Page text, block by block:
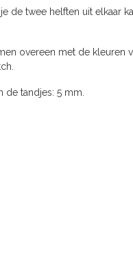
de twee helften uit elkaar
overeen met de kleuren
de tandjes: 5 mm.